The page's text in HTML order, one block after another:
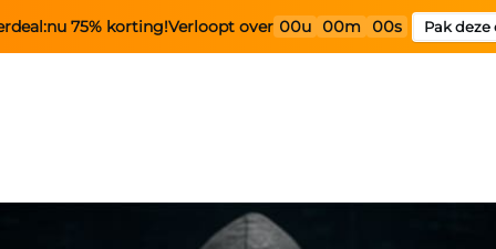
nu 75% korting!Verloopt over 00u 00m 00s Pak deze